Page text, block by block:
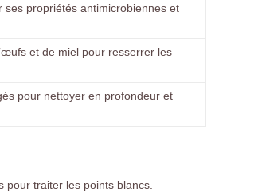
propriétés antimicrobiennes et
et de miel pour resserrer les
pour nettoyer en profondeur et
pour traiter les points blancs.